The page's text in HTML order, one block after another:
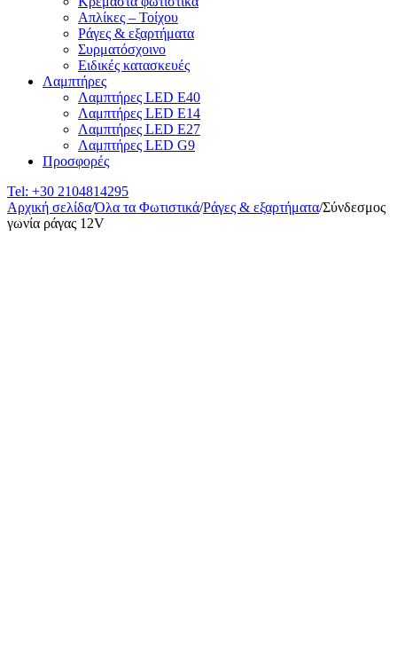
Απλίκες – Τοίχου
Ράγες & εξαρτήματα
Συρματόσχοινο
Ειδικές κατασκευές
Λαμπτήρες
Λαμπτήρες LED E40
Λαμπτήρες LED E14
Λαμπτήρες LED E27
Λαμπτήρες LED G9
Προσφορές
Tel: +30 2104814295
Αρχική σελίδα/Όλα τα Φωτιστικά/Ράγες & εξαρτήματα/Σύνδεσμος
γωνία ράγας 12V